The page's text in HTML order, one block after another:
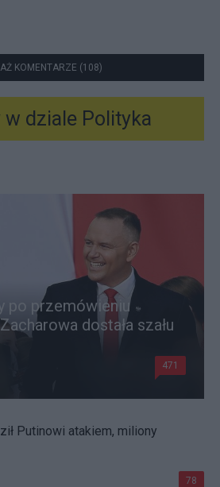
KOMENTARZE (108)
w dziale Polityka
po przemówieniu
dostała szału
471
Putinowi atakiem, miliony
78